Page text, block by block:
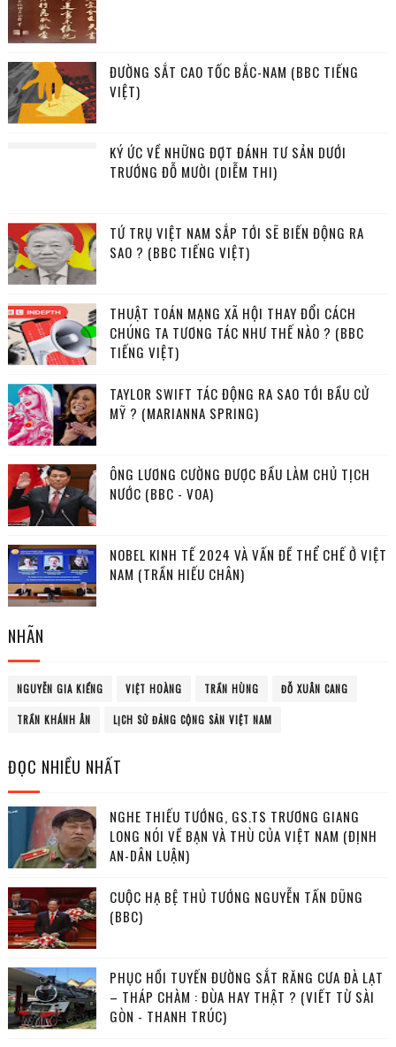
ĐƯỜNG SẮT CAO TỐC BẮC-NAM (BBC TIẾNG
VIỆT)
KÝ ỨC VỀ NHỮNG ĐỢT ĐÁNH TƯ SẢN DƯỚI
TRƯỚNG ĐỖ MƯỜI (DIỄM THI)
TỨ TRỤ VIỆT NAM SẮP TỚI SẼ BIẾN ĐỘNG RA
SAO ? (BBC TIẾNG VIỆT)
THUẬT TOÁN MẠNG XÃ HỘI THAY ĐỔI CÁCH
CHÚNG TA TƯƠNG TÁC NHƯ THẾ NÀO ? (BBC
TIẾNG VIỆT)
TAYLOR SWIFT TÁC ĐỘNG RA SAO TỚI BẦU CỬ
MỸ ? (MARIANNA SPRING)
ÔNG LƯƠNG CƯỜNG ĐƯỢC BẦU LÀM CHỦ TỊCH
NƯỚC (BBC - VOA)
NOBEL KINH TẾ 2024 VÀ VẤN ĐỀ THỂ CHẾ Ở VIỆT
NAM (TRẦN HIẾU CHÂN)
NHÃN
NGUYỄN GIA KIỂNG VIỆT HOÀNG TRẦN HÙNG ĐỖ XUÂN CANG
TRẦN KHÁNH ÂN LỊCH SỬ ĐẢNG CỘNG SẢN VIỆT NAM
ĐỌC NHIỀU NHẤT
NGHE THIẾU TƯỚNG, GS.TS TRƯƠNG GIANG
LONG NÓI VỀ BẠN VÀ THÙ CỦA VIỆT NAM (ĐỊNH
AN-DÂN LUẬN)
CUỘC HẠ BỆ THỦ TƯỚNG NGUYỄN TẤN DŨNG
(BBC)
PHỤC HỒI TUYẾN ĐƯỜNG SẮT RĂNG CƯA ĐÀ LẠT
– THÁP CHÀM : ĐÙA HAY THẬT ? (VIẾT TỪ SÀI
GÒN - THANH TRÚC)